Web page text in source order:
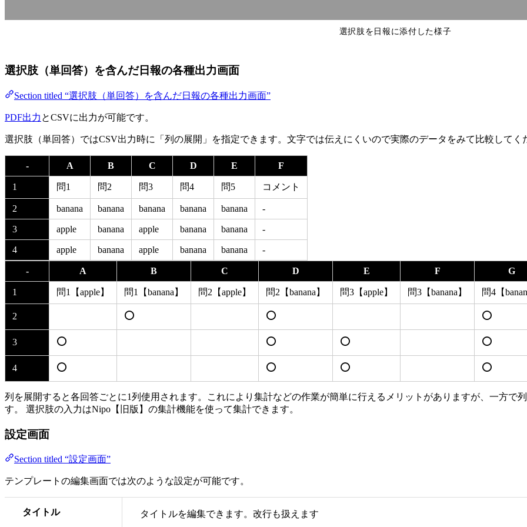
選択肢を日報に添付した様子
選択肢（単回答）を含んだ日報の各種出力画面
Section titled “選択肢（単回答）を含んだ日報の各種出力画面”
PDF出力 とCSVに出力が可能です。
選択肢（単回答）ではCSV出力時に「列の展開」を指定できます。文字では伝えにくいので実際のデータをみて比較してく
- A B C D E F
1 問1 問2 問3 問4 問5 コメント
2 banana banana banana banana banana -
3 apple banana apple banana banana -
4 apple banana apple banana banana -
- A B C D E F G
1 問1【apple】 問1【banana】 問2【apple】 問2【banana】 問3【apple】 問3【banana】 問4【
2 ⭕ ⭕ ⭕
3 ⭕ ⭕ ⭕ ⭕
4 ⭕ ⭕ ⭕ ⭕
列を展開すると各回答ごとに1列使用されます。これにより集計などの作業が簡単に行えるメリットがありますが、一方で
す。 選択肢の入力はNipo【旧版】の集計機能を使って集計できます。
設定画面
Section titled “設定画面”
テンプレートの編集画面では次のような設定が可能です。
タイトル タイトルを編集できます。改行も扱えます